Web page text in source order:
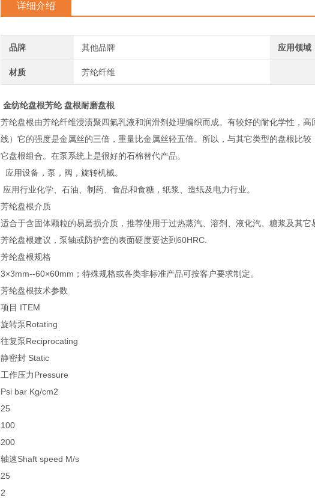
详细介绍
品牌 其他品牌 应用领域
材质 芳纶纤维
金纺纶盘根芳纶 盘根耐磨盘根
芳纶盘根由芳纶纤维浸渍聚四氟乳液和润滑剂处理编织而成。有较好的耐化学性，
线）它的强度是金属丝的三倍，重量比金属丝轻五倍。所以，与其它类型的盘根比
它盘根组合。在泵系统上是很好的石棉替代产品。
应用设备，泵，阀，旋转机械。
应用行业化学、石油、制药、食品和食糖，纸浆、造纸及电力行业。
芳纶盘根介质
适合于含固体颗粒的易磨损介质，推荐使用于过热蒸汽、溶剂、液化汽、糖浆及其它
芳纶盘根建议，泵轴或防护套的表面硬度要达到60HRC.
芳纶盘根规格
3×3mm--60×60mm；特殊规格或各类非标准产品可按客户要求制定。
芳纶盘根技术参数
项目 ITEM
旋转泵Rotating
往复泵Reciprocating
静密封 Static
工作压力Pressure
Psi bar Kg/cm2
25
100
200
轴速Shaft speed M/s
25
2